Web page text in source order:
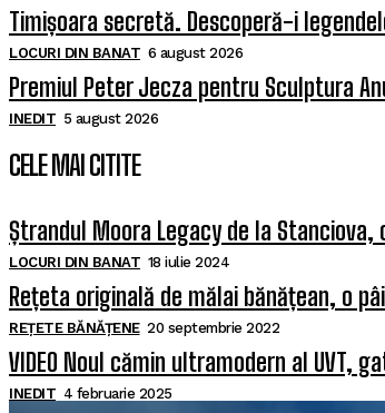
Timișoara secretă. Descoperă-i
LOCURI DIN BANAT 6 august 2026
Premiul Peter Jecza pentru Sculptura
INEDIT 5 august 2026
CELE MAI CITITE
Ștrandul Moora Legacy de la Stanciova,
LOCURI DIN BANAT 18 iulie 2024
Rețeta originală de mălai bănățean, o
REȚETE BĂNĂȚENE 20 septembrie 2022
VIDEO Noul cămin ultramodern al UVT,
INEDIT 4 februarie 2025